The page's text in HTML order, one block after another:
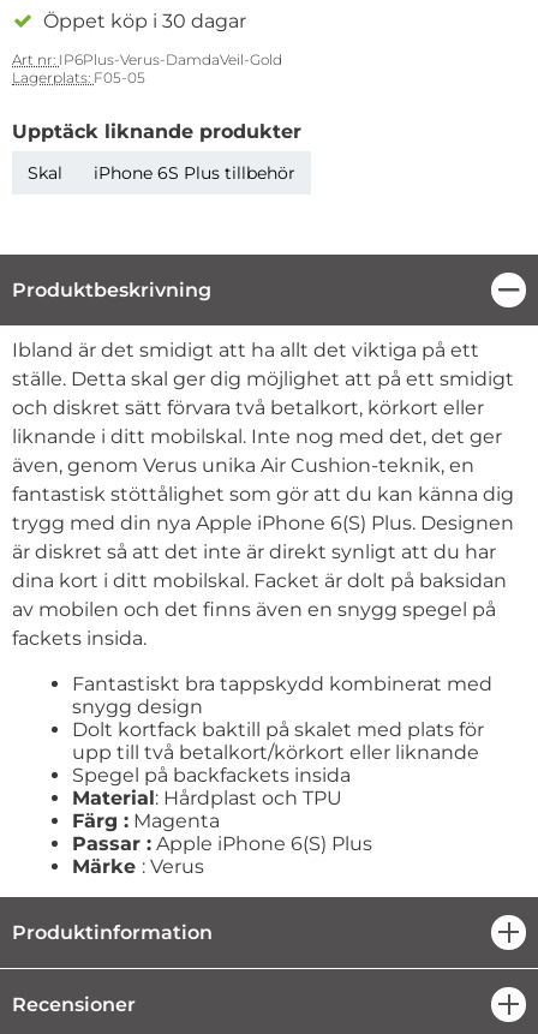
Öppet köp i 30 dagar
Art nr: IP6Plus-Verus-DamdaVeil-Gold
Lagerplats: F05-05
Upptäck liknande produkter
Skal iPhone 6S Plus tillbehör
Produktbeskrivning
Produktbeskrivning
Ibland är det smidigt att ha allt det viktiga på ett
ställe. Detta skal ger dig möjlighet att på ett smidigt
och diskret sätt förvara två betalkort, körkort eller
liknande i ditt mobilskal. Inte nog med det, det ger
även, genom Verus unika Air Cushion-teknik, en
fantastisk stöttålighet som gör att du kan känna dig
trygg med din nya Apple iPhone 6(S) Plus. Designen
är diskret så att det inte är direkt synligt att du har
dina kort i ditt mobilskal. Facket är dolt på baksidan
av mobilen och det finns även en snygg spegel på
fackets insida.
Fantastiskt bra tappskydd kombinerat med
snygg design
Dolt kortfack baktill på skalet med plats för
upp till två betalkort/körkort eller liknande
Spegel på backfackets insida
Material: Hårdplast och TPU
Färg : Magenta
Passar : Apple iPhone 6(S) Plus
Märke : Verus
Produktinformation
Recensioner